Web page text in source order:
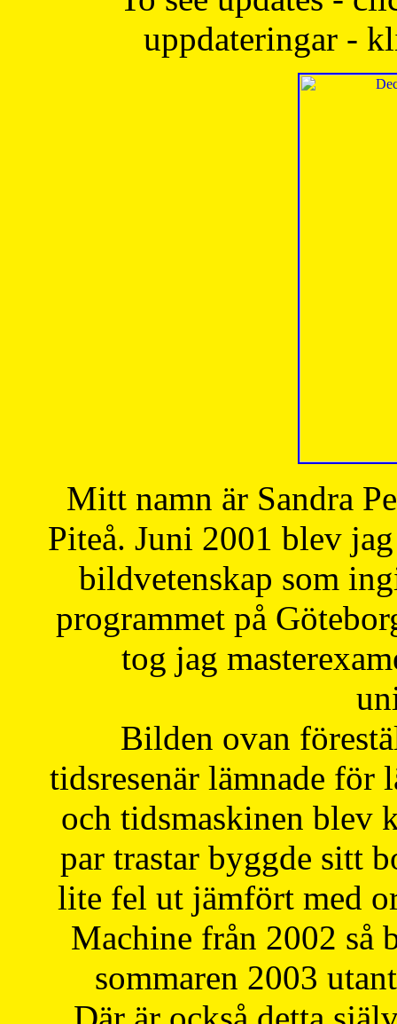
uppdateringar -
Mitt namn är Sandra
Piteå. Juni 2001 blev
bildvetenskap som
programmet på
tog jag
Bilden ovan
tidsresenär lämnade för
och tidsmaskinen blev
par trastar byggde sitt
lite fel ut jämfört med
Machine från 2002 så
sommaren 2003